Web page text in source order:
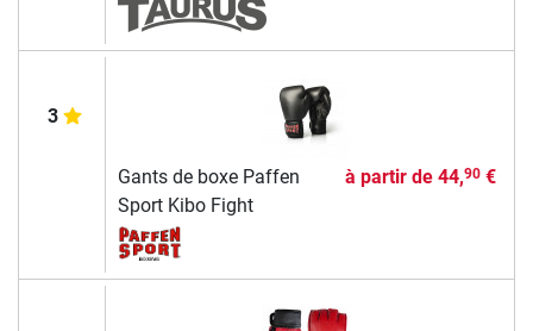
3
Gants de boxe Paffen
Sport Kibo Fight
à partir de 44,90€